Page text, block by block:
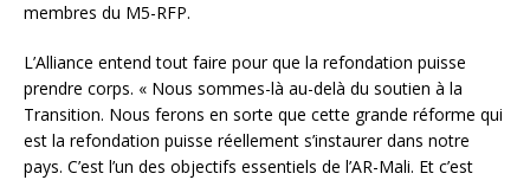
membres du M5-RFP.
L’Alliance entend tout faire pour que la refondation puisse
prendre corps. « Nous sommes-là au-delà du soutien à la
Transition. Nous ferons en sorte que cette grande réforme qui
est la refondation puisse réellement s’instaurer dans notre
pays. C’est l’un des objectifs essentiels de l’AR-Mali. Et c’est